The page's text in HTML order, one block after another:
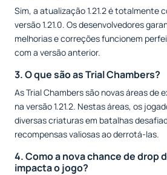
Sim, a atualização 1.21.2 é totalmente
versão 1.21.0. Os desenvolvedores
melhorias e correções funcionem
com a versão anterior.
3. O que são as Trial Chambers?
As Trial Chambers são novas áreas de
na versão 1.21.2. Nestas áreas, os
diversas criaturas em batalhas
recompensas valiosas ao derrotá-las.
4. Como a nova chance de drop
impacta o jogo?